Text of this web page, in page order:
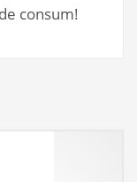
consum!